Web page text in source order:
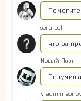
Помогите
seruipol
что за
Новый Поэт
Получил